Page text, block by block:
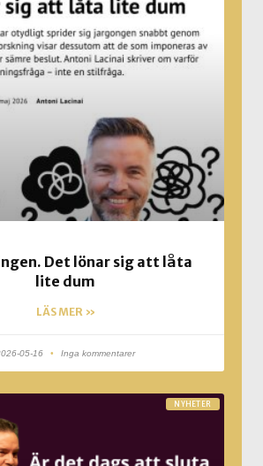
Det lönar sig att låta
lite dum
LÄS MER »
05-16 Inga kommentarer
NYHETER